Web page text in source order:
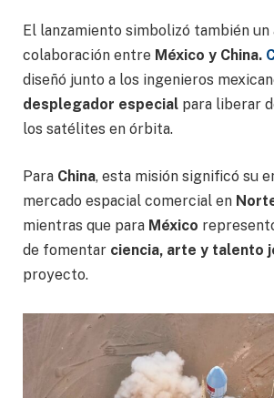
El lanzamiento simbolizó también un
colaboración entre México y China.
diseñó junto a los ingenieros
desplegador especial para liberar
los satélites en órbita.
Para China, esta misión significó su
mercado espacial comercial en
mientras que para México
de fomentar ciencia, arte y talento
proyecto.